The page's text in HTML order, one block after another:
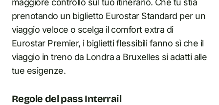
prenotando un biglietto Eurostar Standard per un
viaggio veloce o scelga il comfort extra di
Eurostar Premier, i biglietti flessibili fanno sì che il
viaggio in treno da Londra a Bruxelles si adatti alle
tue esigenze.
Regole del pass Interrail